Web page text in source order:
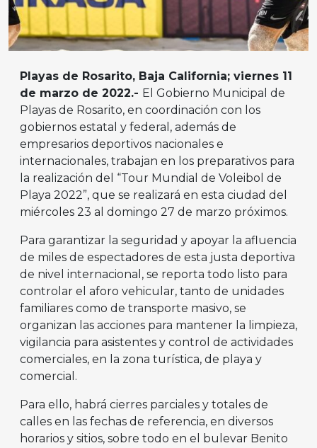
Playas de Rosarito, Baja California; viernes 11
de marzo de 2022.- El Gobierno Municipal de
Playas de Rosarito, en coordinación con los
gobiernos estatal y federal, además de
empresarios deportivos nacionales e
internacionales, trabajan en los preparativos para
la realización del “Tour Mundial de Voleibol de
Playa 2022”, que se realizará en esta ciudad del
miércoles 23 al domingo 27 de marzo próximos.
Para garantizar la seguridad y apoyar la afluencia
de miles de espectadores de esta justa deportiva
de nivel internacional, se reporta todo listo para
controlar el aforo vehicular, tanto de unidades
familiares como de transporte masivo, se
organizan las acciones para mantener la limpieza,
vigilancia para asistentes y control de actividades
comerciales, en la zona turística, de playa y
comercial.
Para ello, habrá cierres parciales y totales de
calles en las fechas de referencia, en diversos
horarios y sitios, sobre todo en el bulevar Benito